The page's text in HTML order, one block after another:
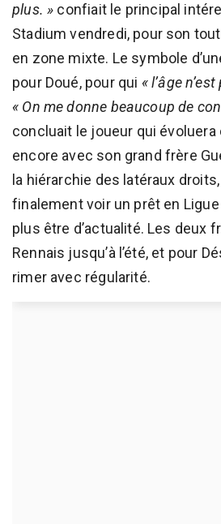
plus. » confiait le principal
Stadium vendredi, pour son
en zone mixte. Le symbole
pour Doué, pour qui « l’âge
« On me donne beaucoup de
concluait le joueur qui
encore avec son grand frère
la hiérarchie des latéraux
finalement voir un prêt en Ligue
plus être d’actualité. Les deux
Rennais jusqu’à l’été, et pour
rimer avec régularité.